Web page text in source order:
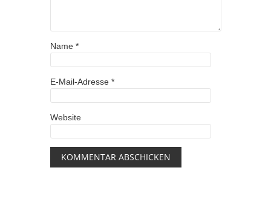
Name *
E-Mail-Adresse *
Website